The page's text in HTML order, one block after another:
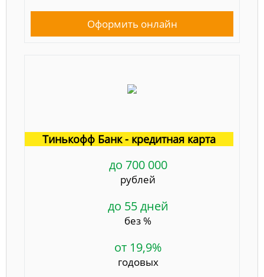
Оформить онлайн
Тинькофф Банк - кредитная карта
до 700 000
рублей
до 55 дней
без %
от 19,9%
годовых